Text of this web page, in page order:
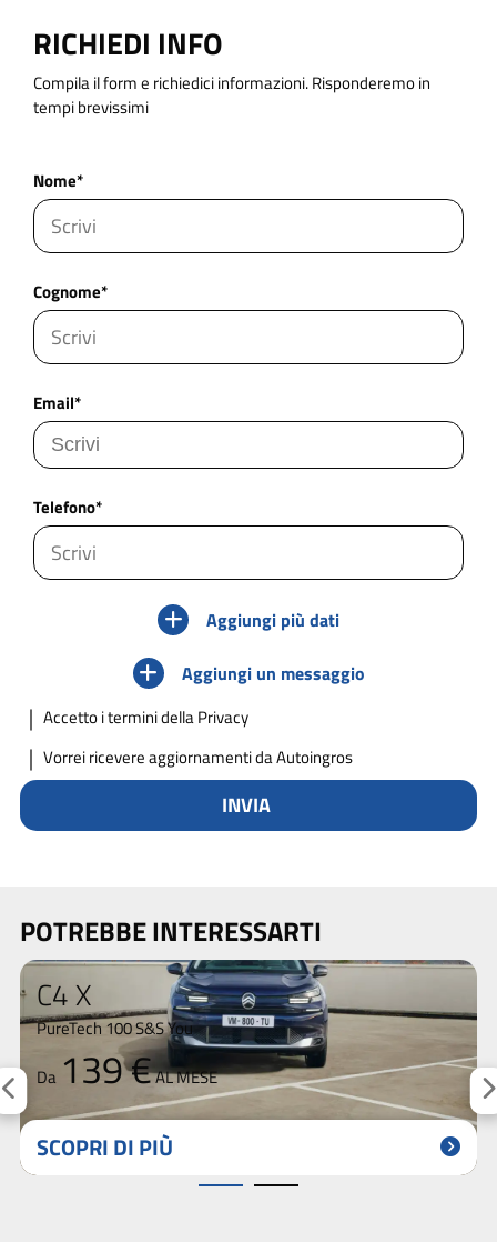
RICHIEDI INFO
Compila il form e richiedici informazioni. Risponderemo in
tempi brevissimi
Nome*
Cognome*
Email*
Telefono*
Aggiungi più dati
Aggiungi un messaggio
Accettoi termini della Privacy
Vorrei ricevere aggiornamenti da Autoingros
INVIA
POTREBBE INTERESSARTI
C4 X
PureTech 100 S&S You
Da 139 €AL MESE
SCOPRI DI PIÙ